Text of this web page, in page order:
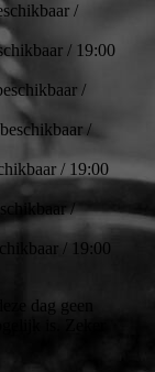
/
/ 19:00
/
/
/ 19:00
/
/ 19:00
dag geen
is. Zeker